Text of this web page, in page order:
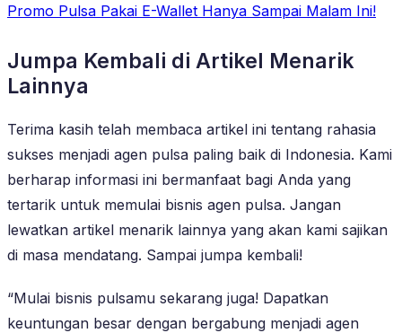
Promo Pulsa Pakai E-Wallet Hanya Sampai Malam Ini!
Jumpa Kembali di Artikel Menarik
Lainnya
Terima kasih telah membaca artikel ini tentang rahasia
sukses menjadi agen pulsa paling baik di Indonesia. Kami
berharap informasi ini bermanfaat bagi Anda yang
tertarik untuk memulai bisnis agen pulsa. Jangan
lewatkan artikel menarik lainnya yang akan kami sajikan
di masa mendatang. Sampai jumpa kembali!
“Mulai bisnis pulsamu sekarang juga! Dapatkan
keuntungan besar dengan bergabung menjadi agen